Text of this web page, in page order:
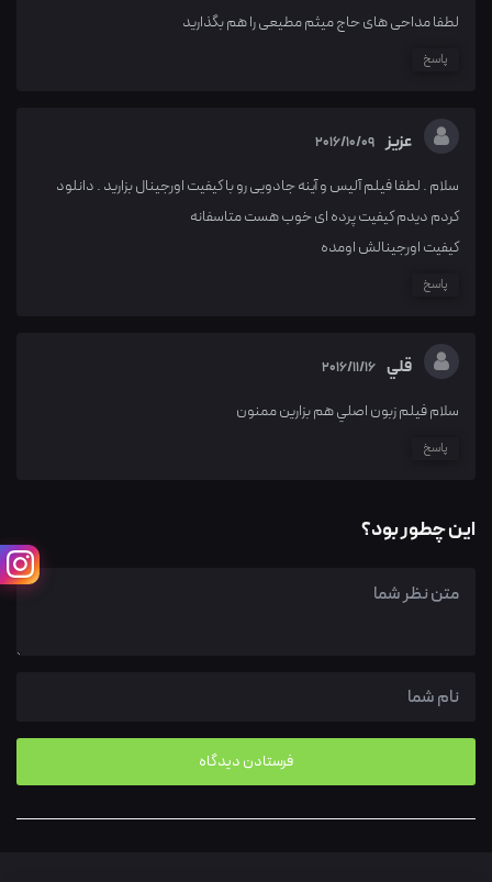
لطفا مداحی های حاج میثم مطیعی را هم بگذارید
پاسخ
عزیز 2016/10/09
سلام . لطفا فیلم آلیس و آینه جادویی رو با کیفیت اورجینال بزارید . دانلود
کردم دیدم کیفیت پرده ای خوب هست متاسفانه
کیفیت اورجینالش اومده
پاسخ
قلي 2016/11/16
سلام فيلم زبون اصلي هم بزارين ممنون
پاسخ
این چطور بود؟